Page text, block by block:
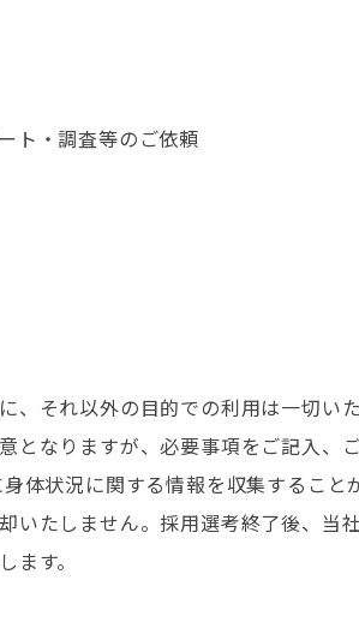
ト・調査等のご依頼
それ以外の目的での利用は一切いた
となりますが、必要事項をご記入
体状況に関する情報を収集すること
たしません。採用選考終了後、当
す。